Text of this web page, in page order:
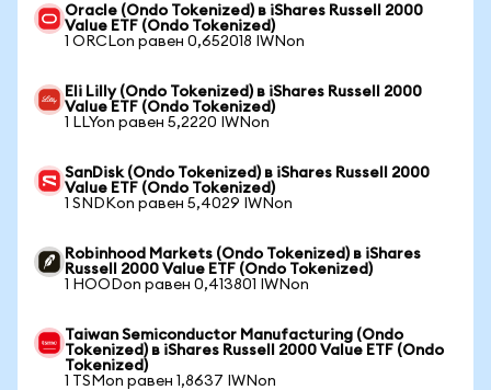
Oracle (Ondo Tokenized) в iShares Russell 2000
Value ETF (Ondo Tokenized)
1 ORCLon равен 0,652018 IWNon
Eli Lilly (Ondo Tokenized) в iShares Russell 2000
Value ETF (Ondo Tokenized)
1 LLYon равен 5,2220 IWNon
SanDisk (Ondo Tokenized) в iShares Russell 2000
Value ETF (Ondo Tokenized)
1 SNDKon равен 5,4029 IWNon
Robinhood Markets (Ondo Tokenized) в iShares
Russell 2000 Value ETF (Ondo Tokenized)
1 HOODon равен 0,413801 IWNon
Taiwan Semiconductor Manufacturing (Ondo
Tokenized) в iShares Russell 2000 Value ETF (Ondo
Tokenized)
1 TSMon равен 1,8637 IWNon